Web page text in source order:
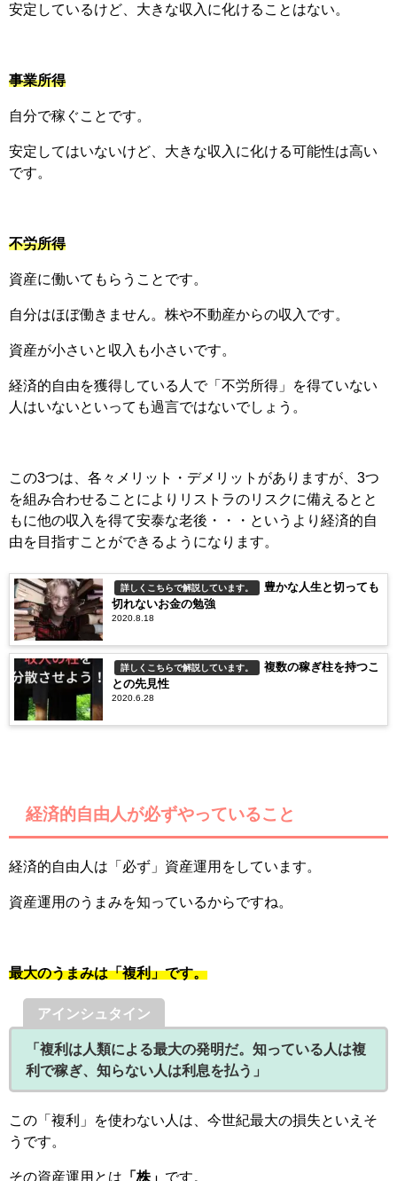
安定しているけど、大きな収入に化けることはない。
事業所得
自分で稼ぐことです。
安定してはいないけど、大きな収入に化ける可能性は高い
です。
不労所得
資産に働いてもらうことです。
自分はほぼ働きません。株や不動産からの収入です。
資産が小さいと収入も小さいです。
経済的自由を獲得している人で「不労所得」を得ていない
人はいないといっても過言ではないでしょう。
この3つは、各々メリット・デメリットがありますが、3つ
を組み合わせることによりリストラのリスクに備えるとと
もに他の収入を得て安泰な老後・・・というより経済的自
由を目指すことができるようになります。
詳しくこちらで解説しています。
豊かな人生と切っても
切れないお金の勉強
2020.8.18
詳しくこちらで解説しています。
複数の稼ぎ柱を持つこ
との先見性
2020.6.28
経済的自由人が必ずやっていること
経済的自由人は「必ず」資産運用をしています。
資産運用のうまみを知っているからですね。
最大のうまみは「複利」です。
アインシュタイン
「複利は人類による最大の発明だ。知っている人は複
利で稼ぎ、知らない人は利息を払う」
この「複利」を使わない人は、今世紀最大の損失といえそ
うです。
その資産運用とは 「株」 です。